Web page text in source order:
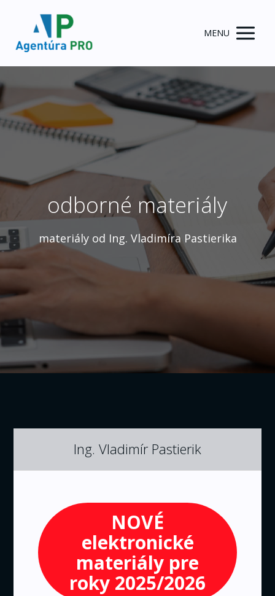
MENU
odborné materiály
materiály od Ing. Vladimíra Pastierika
Ing. Vladimír Pastierik
NOVÉ
elektronické
materiály pre
roky 2025/2026